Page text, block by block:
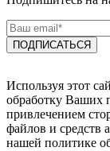
Используя этот
обработку Ваших
привлечением
файлов и средств
нашей политике